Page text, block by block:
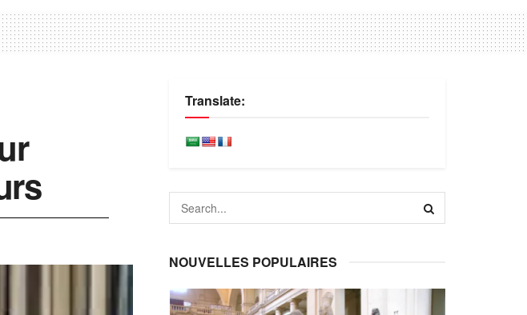
Translate:
NOUVELLES POPULAIRES